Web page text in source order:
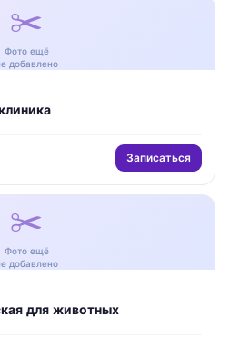
✂️
Фото ещё
добавлено
Записаться
✂️
Фото ещё
добавлено
для животных